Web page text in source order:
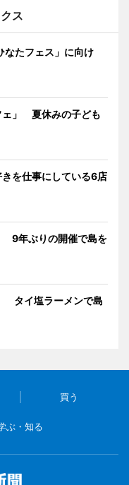
ス
たフェス」に向け
ェ」 夏休みの子ども
を仕事にしている6店
9年ぶりの開催で島を
タイ塩ラーメンで島
買う
ぶ・知る